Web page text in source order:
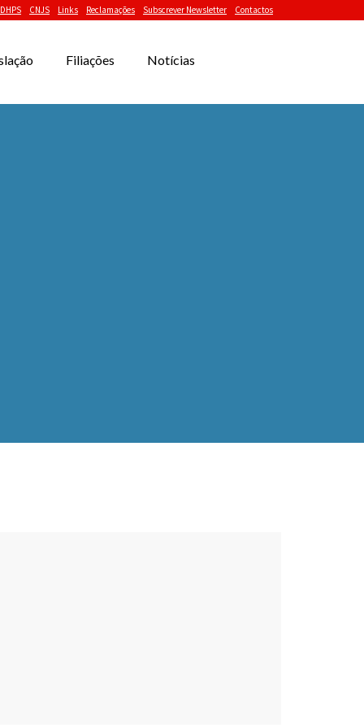
CNJS Links Reclamações Subscrever Newsletter Contactos
Filiações Notícias